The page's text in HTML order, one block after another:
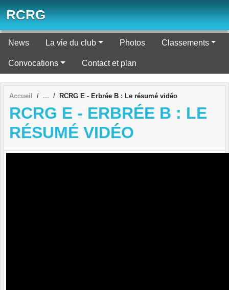
RCRG
News La vie du club Photos Classements
Convocations Contact et plan
Accueil RCRG E - Erbrée B : Le résumé vidéo
RCRG E - ERBRÉE B : LE
RÉSUMÉ VIDÉO